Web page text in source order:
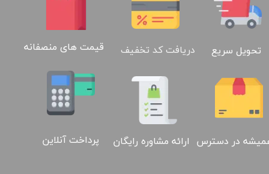
تحویل سریع دریافت کد تخفیف قیمت های منصفانه
در دسترس ارائه مشاوره رایگان پرداخت آنلاین